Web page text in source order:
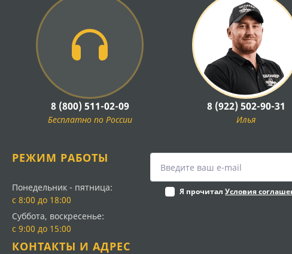
8 (800) 511-02-09
Бесплатно по России
8 (922) 502-90-31
Илья
РЕЖИМ РАБОТЫ
Понедельник - пятница:
с 8:00 до 18:00
Суббота, воскресенье:
с 9:00 до 15:00
Я прочиталУсловия
КОНТАКТЫ И АДРЕС